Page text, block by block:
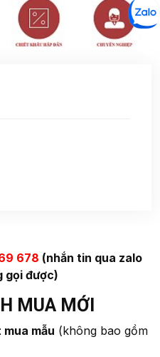
678 (nhắn tin qua zalo
gọi được)
MUA MỚI
mua mẫu (không bao gồm